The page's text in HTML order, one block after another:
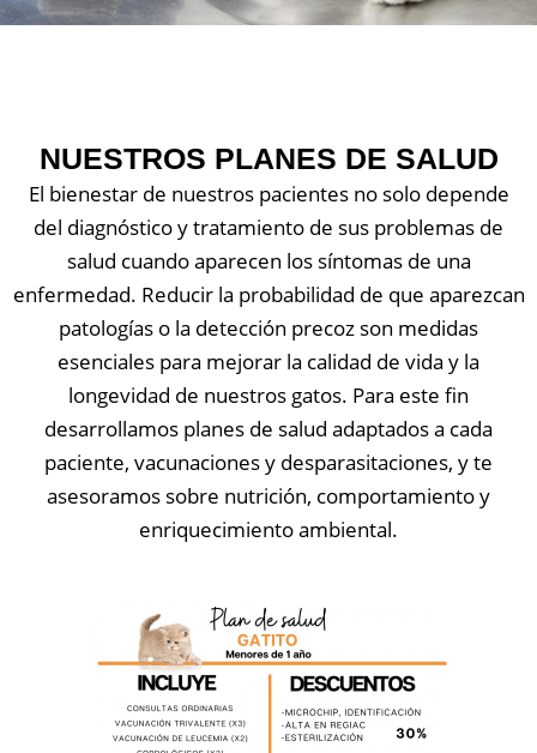
NUESTROS PLANES DE SALUD
El bienestar de nuestros pacientes no solo depende
del diagnóstico y tratamiento de sus problemas de
salud cuando aparecen los síntomas de una
enfermedad. Reducir la probabilidad de que aparezcan
patologías o la detección precoz son medidas
esenciales para mejorar la calidad de vida y la
longevidad de nuestros gatos. Para este fin
desarrollamos planes de salud adaptados a cada
paciente, vacunaciones y desparasitaciones, y te
asesoramos sobre nutrición, comportamiento y
enriquecimiento ambiental.